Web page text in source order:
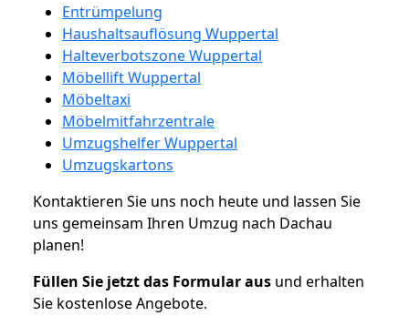
Entrümpelung
Haushaltsauflösung Wuppertal
Halteverbotszone Wuppertal
Möbellift Wuppertal
Möbeltaxi
Möbelmitfahrzentrale
Umzugshelfer Wuppertal
Umzugskartons
Kontaktieren Sie uns noch heute und lassen Sie
uns gemeinsam Ihren Umzug nach Dachau
planen!
Füllen Sie jetzt das Formular aus und erhalten
Sie kostenlose Angebote.